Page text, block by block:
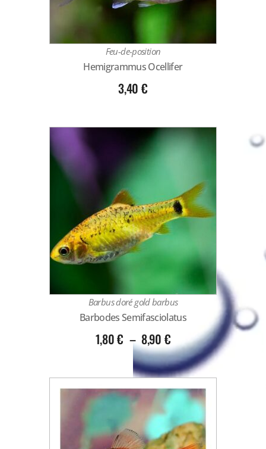
Feu-de-position
Hemigrammus Ocellifer
3,40€
Barbus doré gold barbus
Barbodes Semifasciolatus
1,80€ – 8,90 €